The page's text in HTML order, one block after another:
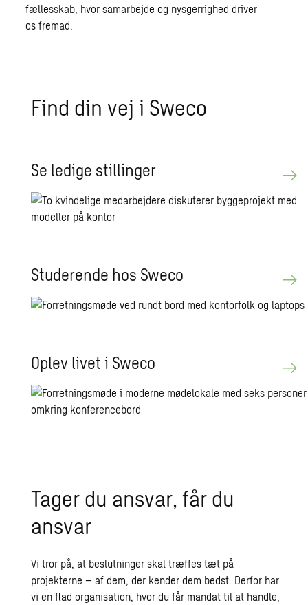
fællesskab, hvor samarbejde og nysgerrighed driver
os fremad.
Find din vej i Sweco
Se le­di­ge stil­lin­ger
Stu­de­ren­de hos Sweco
Oplev livet i Sweco
Tager du ansvar, får du
ansvar
Vi tror på, at beslutninger skal træffes tæt på
projekterne – af dem, der kender dem bedst. Derfor har
vi en flad organisation, hvor du får mandat til at handle,